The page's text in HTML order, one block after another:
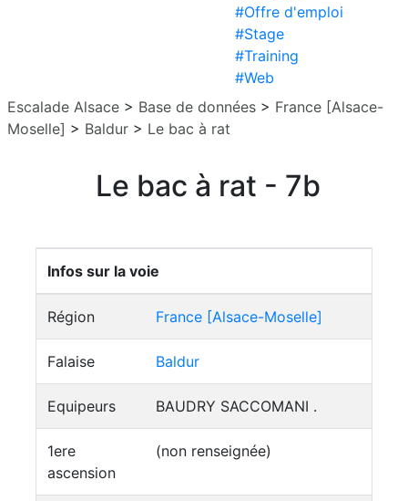
#Offre d'emploi
#Stage
#Training
#Web
Escalade Alsace > Base de données > France [Alsace-
Moselle] > Baldur > Le bac à rat
Le bac à rat - 7b
Infos sur la voie
Région France [Alsace-Moselle]
Falaise Baldur
Equipeurs BAUDRY SACCOMANI .
1ere
ascension
(non renseignée)